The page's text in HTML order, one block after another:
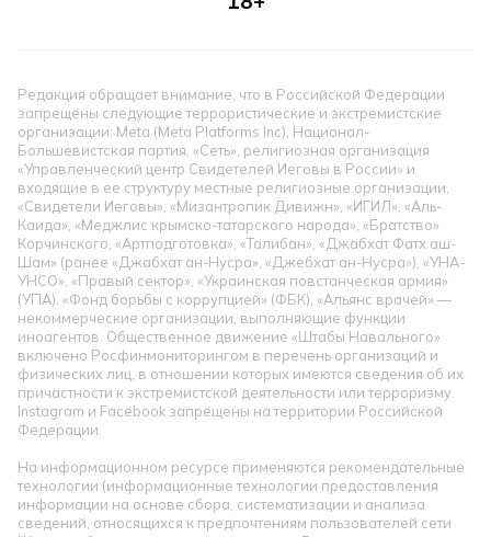
Редакция обращает внимание, что в Российской Федерации
запрещены следующие террористические и экстремистские
организации: Meta (Meta Platforms Inc), Национал-
Большевистская партия, «Сеть», религиозная организация
«Управленческий центр Свидетелей Иеговы в России» и
входящие в ее структуру местные религиозные организации,
«Свидетели Иеговы», «Мизантропик Дивижн», «ИГИЛ», «Аль-
Каида», «Меджлис крымско-татарского народа», «Братство»
Корчинского, «Артподготовка», «Талибан», «Джабхат Фатх аш-
Шам» (ранее «Джабхат ан-Нусра», «Джебхат ан-Нусра»), «УНА-
УНСО», «Правый сектор», «Украинская повстанческая армия»
(УПА). «Фонд борьбы с коррупцией» (ФБК), «Альянс врачей» —
некоммерческие организации, выполняющие функции
иноагентов. Общественное движение «Штабы Навального»
включено Росфинмониторингом в перечень организаций и
физических лиц, в отношении которых имеются сведения об их
причастности к экстремистской деятельности или терроризму.
Instagram и Facebook запрещены на территории Российской
Федерации.
На информационном ресурсе применяются рекомендательные
технологии (информационные технологии предоставления
информации на основе сбора, систематизации и анализа
сведений, относящихся к предпочтениям пользователей сети